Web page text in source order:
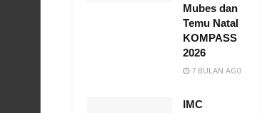
Mubes dan
Temu Natal
KOMPASS
2026
7 BULAN AGO
IMC